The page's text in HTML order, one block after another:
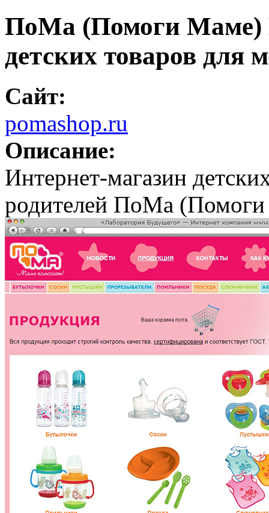
ПоМа (Помоги Маме)
детских товаров для
Сайт:
pomashop.ru
Описание:
Интернет-магазин
родителей ПоМа